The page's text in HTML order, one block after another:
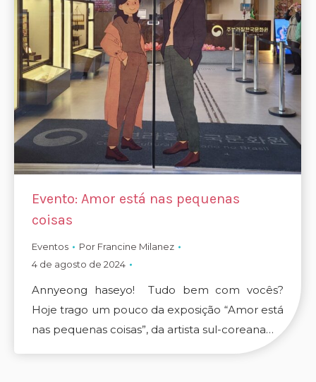
Evento: Amor está nas pequenas
coisas
Eventos Por Francine Milanez
4 de agosto de 2024
Annyeong haseyo! Tudo bem com vocês?
Hoje trago um pouco da exposição “Amor está
nas pequenas coisas”, da artista sul-coreana…